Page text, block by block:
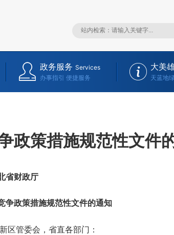
政务服务 Services
办事指引 便捷服务
大美
天蓝地
政策措施规范性文件
省财政厅
争政策措施规范性文件的通知
区管委会，省直各部门：